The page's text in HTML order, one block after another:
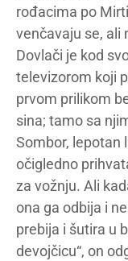
rođacima po
venčavaju se, ali
Dovlači je kod
televizorom koji
prvom prilikom
sina; tamo sa
Sombor, lepotan
očigledno
za vožnju. Ali
ona ga odbija i
prebija i šutira u
devojčicu“, on